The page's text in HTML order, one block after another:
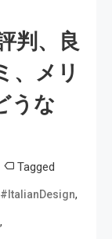
判、良
、メリ
うな
Tagged
#ItalianDesign,
,